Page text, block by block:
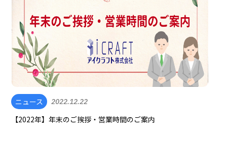
ニュース 2022.12.22
【2022年】年末のご挨拶・営業時間のご案内